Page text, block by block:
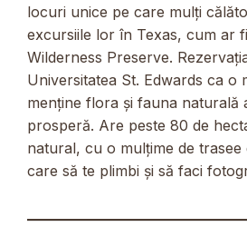
locuri unice pe care mulți
excursiile lor în Texas, cum ar fi
Wilderness Preserve.
Universitatea St. Edwards ca o
menține flora și fauna naturală
prosperă. Are peste 80 de
natural, cu o mulțime de trasee
care să te plimbi și să faci